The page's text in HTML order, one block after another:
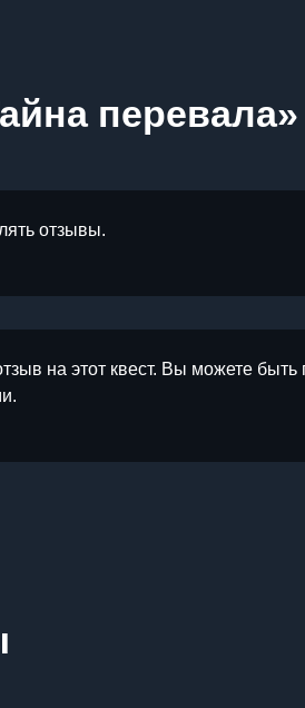
перевала»
отзывы.
на этот квест. Вы можете